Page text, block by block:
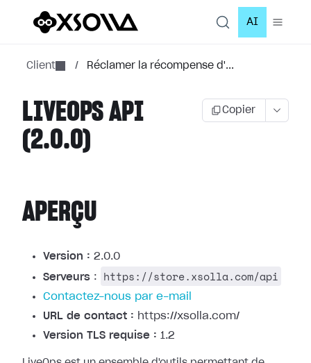
AI
Client / Réclamer la récompense d'...
LIVEOPS API
(2.0.0)
Copier
APERÇU
Version : 2.0.0
Serveurs : https://store.xsolla.com/api
Contactez-nous par e-mail
URL de contact : https://xsolla.com/
Version TLS requise : 1.2